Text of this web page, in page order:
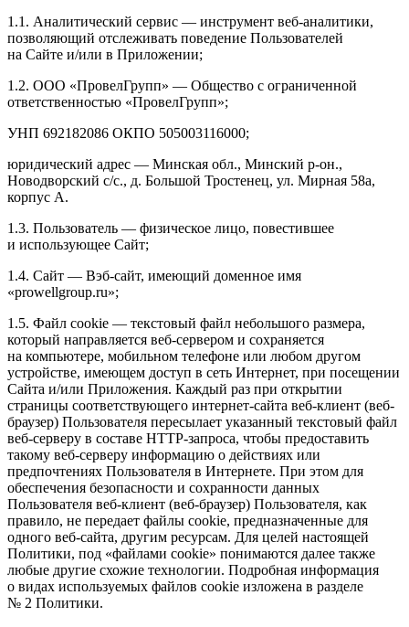
1.1. Аналитический сервис — инструмент веб-аналитики,
позволяющий отслеживать поведение Пользователей
на Сайте и/или в Приложении;
1.2. ООО «ПровелГрупп» — Общество с ограниченной
ответственностью «ПровелГрупп»;
УНП 692182086 ОКПО 505003116000;
юридический адрес — Минская обл., Минский р-он.,
Новодворский с/с., д. Большой Тростенец, ул. Мирная 58а,
корпус А.
1.3. Пользователь — физическое лицо, повестившее
и использующее Сайт;
1.4. Сайт — Вэб-сайт, имеющий доменное имя
«prowellgroup.ru»;
1.5. Файл сookie — текстовый файл небольшого размера,
который направляется веб-сервером и сохраняется
на компьютере, мобильном телефоне или любом другом
устройстве, имеющем доступ в сеть Интернет, при посещении
Сайта и/или Приложения. Каждый раз при открытии
страницы соответствующего интернет-сайта веб-клиент (веб-
браузер) Пользователя пересылает указанный текстовый файл
веб-серверу в составе HTTP-запроса, чтобы предоставить
такому веб-серверу информацию о действиях или
предпочтениях Пользователя в Интернете. При этом для
обеспечения безопасности и сохранности данных
Пользователя веб-клиент (веб-браузер) Пользователя, как
правило, не передает файлы cookie, предназначенные для
одного веб-сайта, другим ресурсам. Для целей настоящей
Политики, под «файлами cookie» понимаются далее также
любые другие схожие технологии. Подробная информация
о видах используемых файлов cookie изложена в разделе
№ 2 Политики.